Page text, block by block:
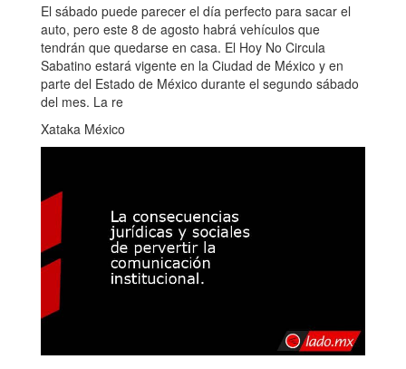
El sábado puede parecer el día perfecto para sacar el
auto, pero este 8 de agosto habrá vehículos que
tendrán que quedarse en casa. El Hoy No Circula
Sabatino estará vigente en la Ciudad de México y en
parte del Estado de México durante el segundo sábado
del mes. La re
Xataka México